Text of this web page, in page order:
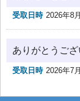
受取日時 2026年8
ありがとうござ
受取日時 2026年7